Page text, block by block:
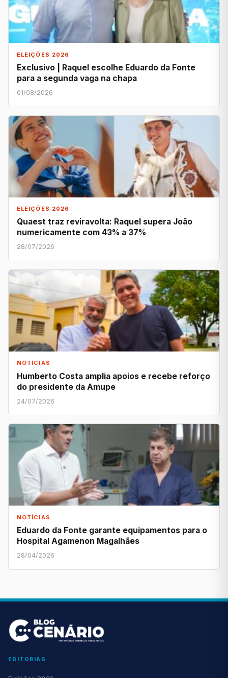
ELEIÇÕES 2026
Exclusivo | Raquel escolhe Eduardo da Fonte
para a segunda vaga na chapa
01/08/2026
ELEIÇÕES 2026
Quaest traz reviravolta: Raquel supera João
numericamente com 43% a 37%
28/07/2026
NOTÍCIAS
Humberto Costa amplia apoios e recebe reforço
do presidente da Amupe
24/07/2026
NOTÍCIAS
Eduardo da Fonte garante equipamentos para o
Hospital Agamenon Magalhães
28/04/2026
EDITORIAS